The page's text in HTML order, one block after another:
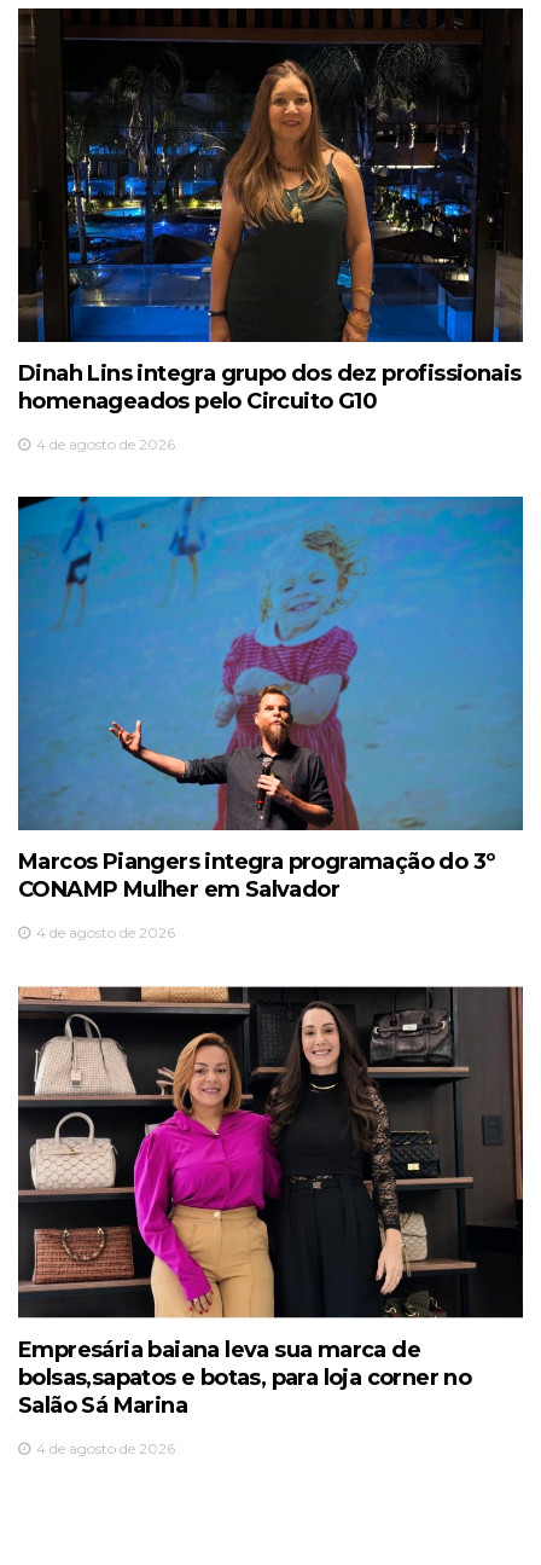
Dinah Lins integra grupo dos dez profissionais
homenageados pelo Circuito G10
4 de agosto de 2026
Marcos Piangers integra programação do 3º
CONAMP Mulher em Salvador
4 de agosto de 2026
Empresária baiana leva sua marca de
bolsas,sapatos e botas, para loja corner no
Salão Sá Marina
4 de agosto de 2026